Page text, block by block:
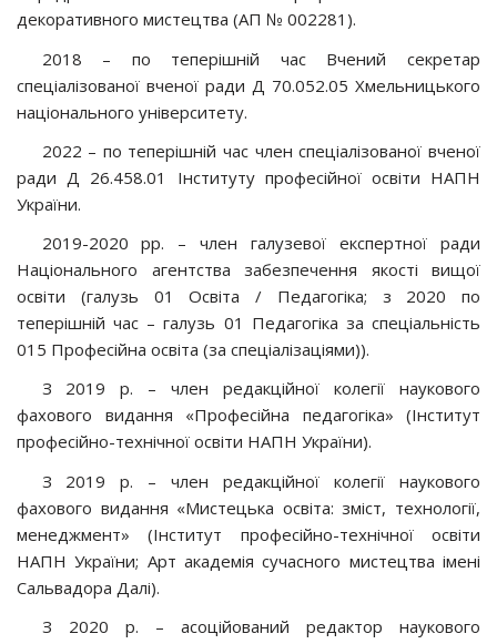
декоративного мистецтва (АП № 002281).
2018 – по теперішній час Вчений секретар
спеціалізованої вченої ради Д 70.052.05 Хмельницького
національного університету.
2022 – по теперішній час член спеціалізованої вченої
ради Д 26.458.01 Інституту професійної освіти НАПН
України.
2019-2020 рр. – член галузевої експертної ради
Національного агентства забезпечення якості вищої
освіти (галузь 01 Освіта / Педагогіка; з 2020 по
теперішній час – галузь 01 Педагогіка за спеціальність
015 Професійна освіта (за спеціалізаціями)).
З 2019 р. – член редакційної колегії наукового
фахового видання «Професійна педагогіка» (Інститут
професійно-технічної освіти НАПН України).
З 2019 р. – член редакційної колегії наукового
фахового видання «Мистецька освіта: зміст, технології,
менеджмент» (Інститут професійно-технічної освіти
НАПН України; Арт академія сучасного мистецтва імені
Сальвадора Далі).
З 2020 р. – асоційований редактор наукового